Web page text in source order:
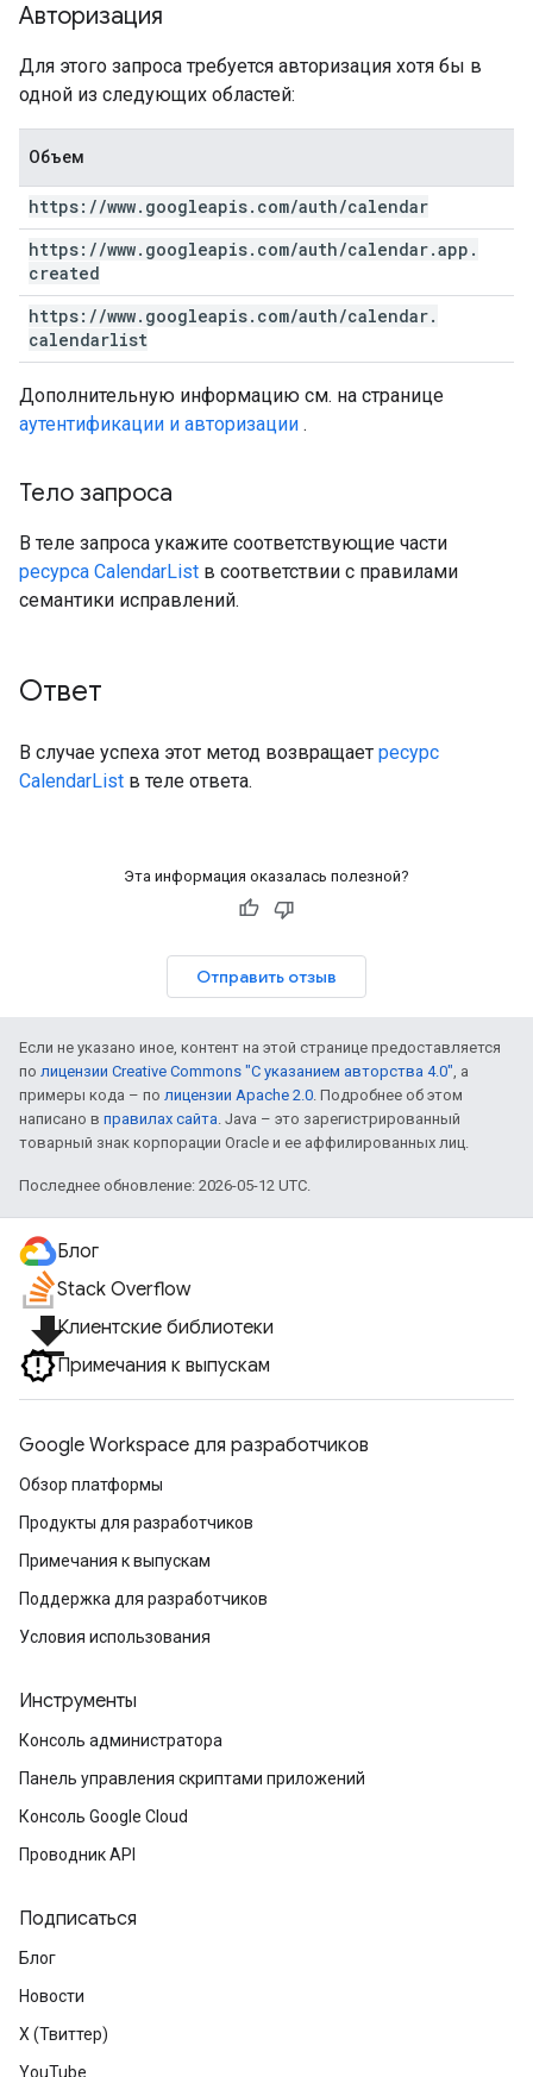
Авторизация
Для этого запроса требуется авторизация хотя бы в
одной из следующих областей:
Объем
https: //www. googleapis. com/auth/calendar
https: //www. googleapis. com/auth/calendar.app .
created
https: //www. googleapis. com/auth/calendar.
calendarlist
Дополнительную информацию см. на странице
аутентификации и авторизации .
Тело запроса
В теле запроса укажите соответствующие части
ресурса CalendarList в соответствии с правилами
семантики исправлений.
Ответ
В случае успеха этот метод возвращает ресурс
CalendarList в теле ответа.
Эта информация оказалась полезной?
Отправить отзыв
Если не указано иное, контент на этой странице предоставляется
по лицензии Creative Commons "С указанием авторства 4.0", а
примеры кода – по лицензии Apache 2.0. Подробнее об этом
написано в правилах сайта. Java – это зарегистрированный
товарный знак корпорации Oracle и ее аффилированных лиц.
Последнее обновление: 2026-05-12 UTC.
Блог
Stack Overflow
file_downloadКлиентские библиотеки
Примечания к выпускам
Google Workspace для разработчиков
Обзор платформы
Продукты для разработчиков
Примечания к выпускам
Поддержка для разработчиков
Условия использования
Инструменты
Консоль администратора
Панель управления скриптами приложений
Консоль Google Cloud
Проводник API
Подписаться
Блог
Новости
X (Твиттер)
YouTube